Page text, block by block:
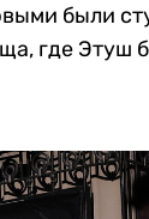
были
где Этуш